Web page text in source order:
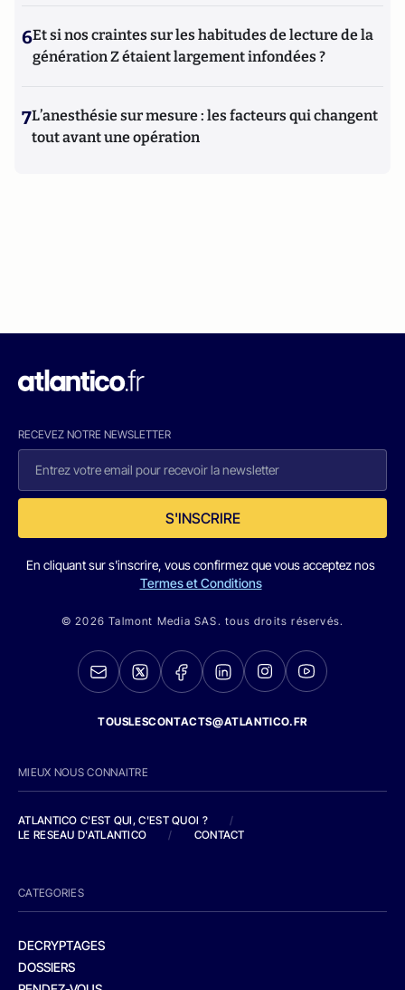
6Et si nos craintes sur les habitudes de lecture de la
génération Z étaient largement infondées ?
7L’anesthésie sur mesure : les facteurs qui changent
tout avant une opération
RECEVEZ NOTRE NEWSLETTER
S'INSCRIRE
En cliquant sur s'inscrire, vous confirmez que vous acceptez nos
Termes et Conditions
© 2026 Talmont Media SAS. tous droits réservés.
TOUSLESCONTACTS@ATLANTICO.FR
MIEUX NOUS CONNAITRE
ATLANTICO C'EST QUI, C'EST QUOI ?
/
LE RESEAU D'ATLANTICO
/ CONTACT
CATEGORIES
DECRYPTAGES
DOSSIERS